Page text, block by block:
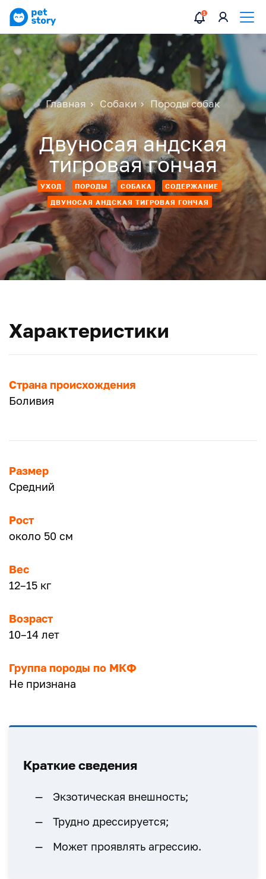
Главная Собаки Породы собак
Двуносая андская
тигровая гончая
УХОД ПОРОДЫ СОБАКА СОДЕРЖАНИЕ
ДВУНОСАЯ АНДСКАЯ ТИГРОВАЯ ГОНЧАЯ
Характеристики
Страна происхождения
Боливия
Размер
Средний
Рост
около 50 см
Вес
12–15 кг
Возраст
10–14 лет
Группа породы по МКФ
Не признана
Краткие сведения
Экзотическая внешность;
Трудно дрессируется;
Может проявлять агрессию.